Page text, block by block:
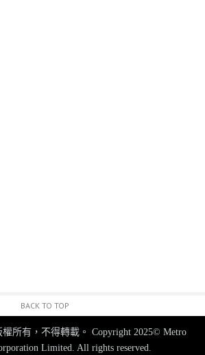
BACK TO TOP
所有，不得轉載。 Copyright 2025© Metro
Limited. All rights reserved.